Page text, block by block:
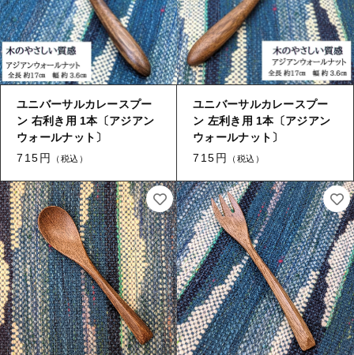
ユニバーサルカレースプー
ン 右利き用 1本〔アジアン
ウォールナット〕
715円
（税込）
ユニバーサルカレースプー
ン 左利き用 1本〔アジアン
ウォールナット〕
715円
（税込）
ログイン